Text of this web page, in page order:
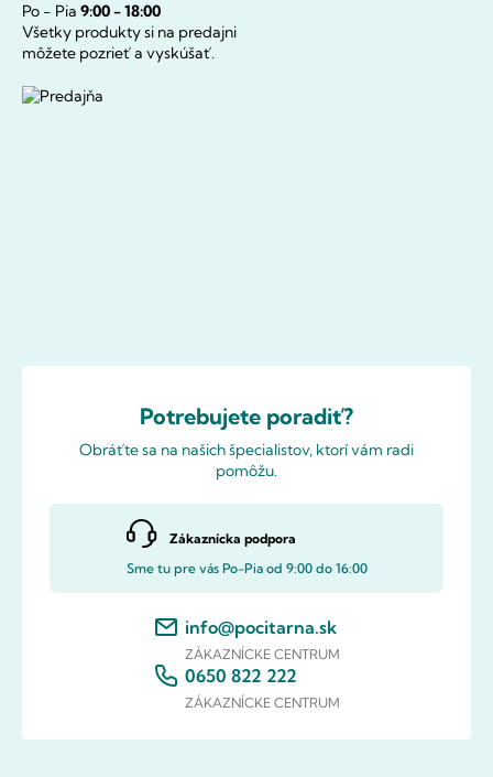
Po - Pia 9:00 - 18:00
Všetky produkty si na predajni
môžete pozrieť a vyskúšať.
Potrebujete poradiť?
Obráťte sa na našich špecialistov, ktorí vám radi
pomôžu.
Zákaznícka podpora
Sme tu pre vás Po-Pia od 9:00 do 16:00
info@pocitarna.sk
ZÁKAZNÍCKE CENTRUM
0650 822 222
ZÁKAZNÍCKE CENTRUM